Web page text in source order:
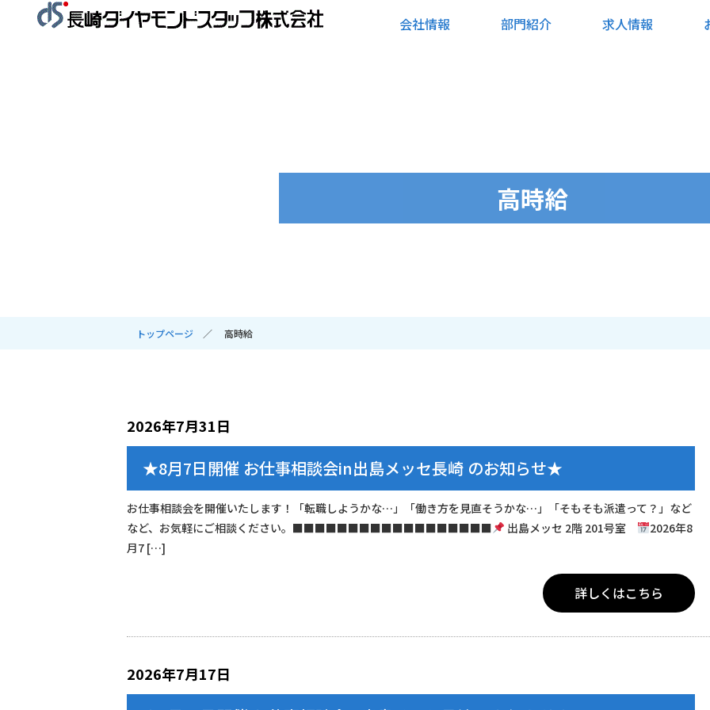
会社情報 部門紹介 求人情報
高時給
トップページ 高時給
2026年7月31日
★8月7日開催 お仕事相談会in出島メッセ長崎 のお知らせ★
お仕事相談会を開催いたします！「転職しようかな…」「働き方を見直そうかな…」「そもそも派遣って？」など
など、お気軽にご相談ください。■■■■■■■■■■■■■■■■■■
出島メッセ 2階 201号室
2026年8
月7 […]
詳しくはこちら
2026年7月17日